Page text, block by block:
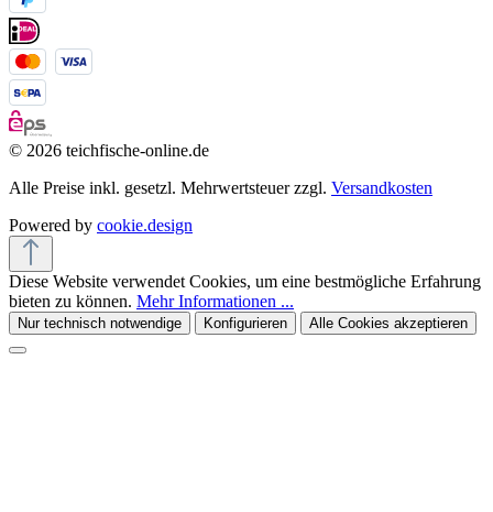
© 2026 teichfische-online.de
Alle Preise inkl. gesetzl. Mehrwertsteuer zzgl. Versandkosten
Powered by cookie.design
Diese Website verwendet Cookies, um eine bestmögliche Erfahrung
bieten zu können. Mehr Informationen ...
Nur technisch notwendige Konfigurieren Alle Cookies akzeptieren